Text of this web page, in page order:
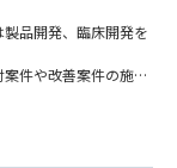
育成
、海外駐在、幹
の活躍の場への発展
製品開発、臨床開発を
件や改善案件の施策
分の発言が理解・納